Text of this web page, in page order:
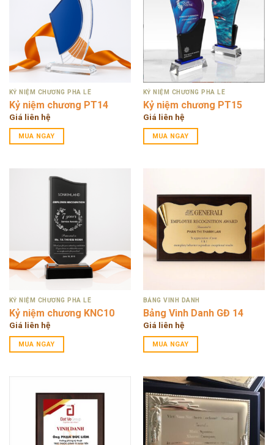
KỶ NIỆM CHƯƠNG PHA LÊ
Kỷ niệm chương PT14
Giá liên hệ
MUA NGAY
KỶ NIỆM CHƯƠNG PHA LÊ
Kỷ niệm chương PT15
Giá liên hệ
MUA NGAY
KỶ NIỆM CHƯƠNG PHA LÊ
Kỷ niệm chương KNC10
Giá liên hệ
MUA NGAY
BẢNG VINH DANH
Bảng Vinh Danh GĐ 14
Giá liên hệ
MUA NGAY